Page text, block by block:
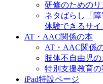
研修のためのリ
ネタばらし「
体験できるサイ
AT・AAC関係の本
AT・AAC関係
肢体不自由児
特別支援教育
iPad特設ページ